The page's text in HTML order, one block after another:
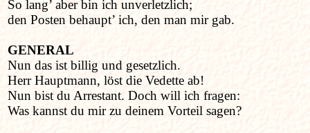
So lang’ aber bin ich unverletzlich;
den Posten behaupt’ ich, den man mir gab.
GENERAL
Nun das ist billig und gesetzlich.
Herr Hauptmann, löst die Vedette ab!
Nun bist du Arrestant. Doch will ich fragen:
Was kannst du mir zu deinem Vorteil sagen?